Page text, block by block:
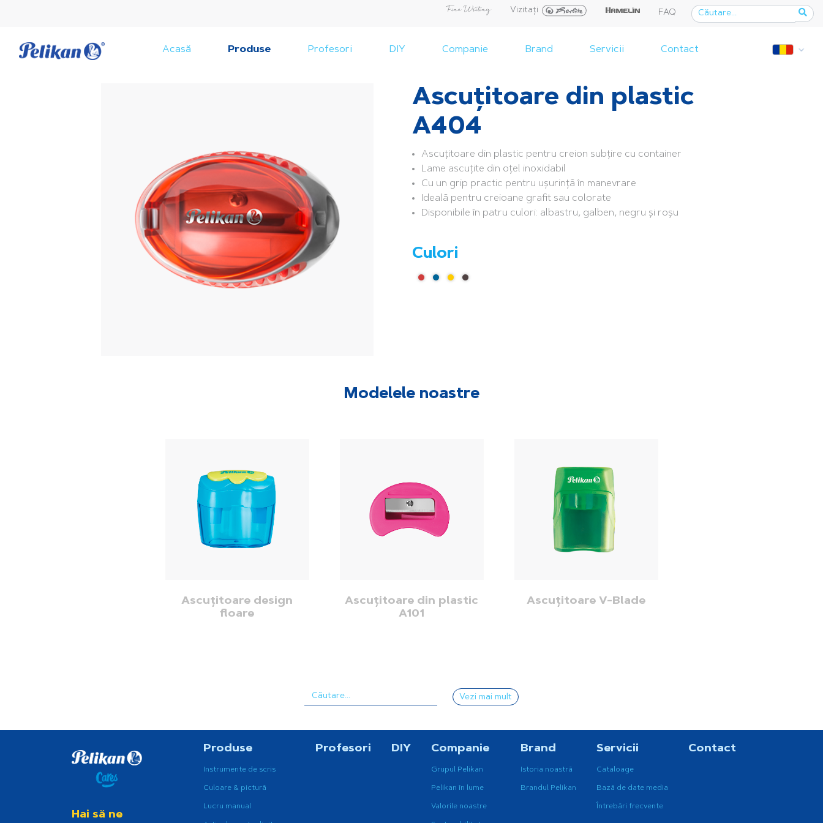
Vizitați FAQ
Acasă Produse Profesori DIY Companie Brand Servicii Contact
Ascuțitoare din plastic
A404
Ascuțitoare din plastic pentru creion subțire cu container
Lame ascuțite din oțel inoxidabil
Cu un grip practic pentru ușurință în manevrare
Ideală pentru creioane grafit sau colorate
Disponibile în patru culori: albastru, galben, negru și roșu
Culori
Modelele noastre
Ascuțitoare design
floare
Ascuțitoare din plastic
A101
Ascuțitoare V-Blade
Vezi mai mult
Hai să ne
Produse
Instrumente de scris
Culoare & pictură
Lucru manual
Profesori DIY Companie
Grupul Pelikan
Pelikan în lume
Valorile noastre
Brand
Istoria noastră
Brandul Pelikan
Servicii
Cataloage
Bază de date media
Întrebări frecvente
Contact